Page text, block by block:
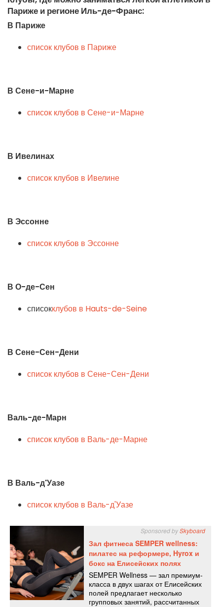
Париже и регионе Иль-де-Франс:
В Париже
список клубов в Париже
В Сене-и-Марне
список клубов в Сене-и-Марне
В Ивелинах
список клубов в Ивелине
В Эссонне
список клубов в Эссонне
В О-де-Сен
списокклубов в Hauts-de-Seine
В Сене-Сен-Дени
список клубов в Сене-Сен-Дени
Валь-де-Марн
список клубов в Валь-де-Марне
В Валь-д'Уазе
список клубов в Валь-д'Уазе